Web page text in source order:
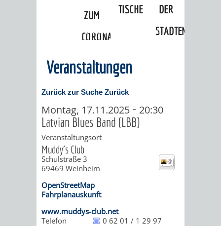
ZUM
CORONAVIRUS
INFOS
UKRAINE
TISCHE
DER
UNSERE STADT
EHRENBÜRGER
»Stadtthemen Freizeit
Veranstaltungen
Zurück zur Suche Zurück
Montag, 17.11.2025 - 20:30
Latvian Blues Band (LBB)
Veranstaltungsort
Muddy's Club
Schulstraße 3
69469 Weinheim
OpenStreetMap
Fahrplanauskunft
www.muddys-club.net
Telefon
0 62 01 / 1 29 97